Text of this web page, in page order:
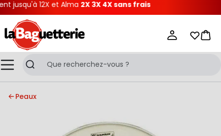
12X et Alma2X 3X 4X sans frais
MenuRecherche
Mes
Peaux